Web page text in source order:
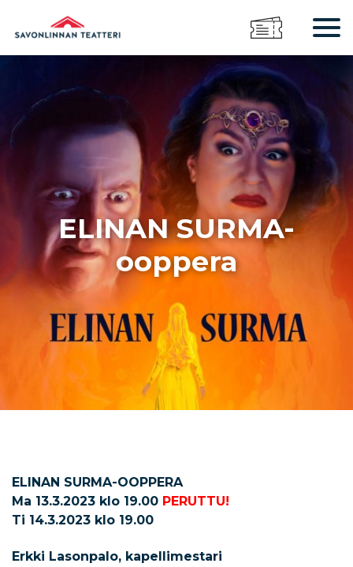
ELINAN SURMA-
ooppera
ELINAN SURMA-OOPPERA
Ma 13.3.2023 klo 19.00 PERUTTU!
Ti 14.3.2023 klo 19.00
Erkki Lasonpalo, kapellimestari